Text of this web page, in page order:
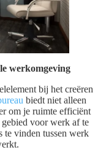
werkomgeving
bij het creëren
biedt niet alleen
om je ruimte efficiënt
voor werk af te
te vinden tussen werk